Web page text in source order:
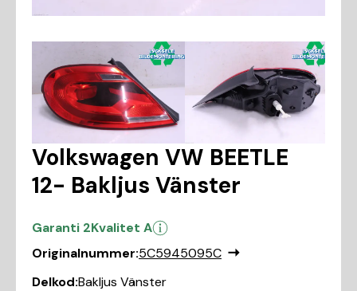
Volkswagen VW BEETLE
12- Bakljus Vänster
Garanti 2Kvalitet A
Originalnummer:5C5945095C
Delkod:Bakljus Vänster